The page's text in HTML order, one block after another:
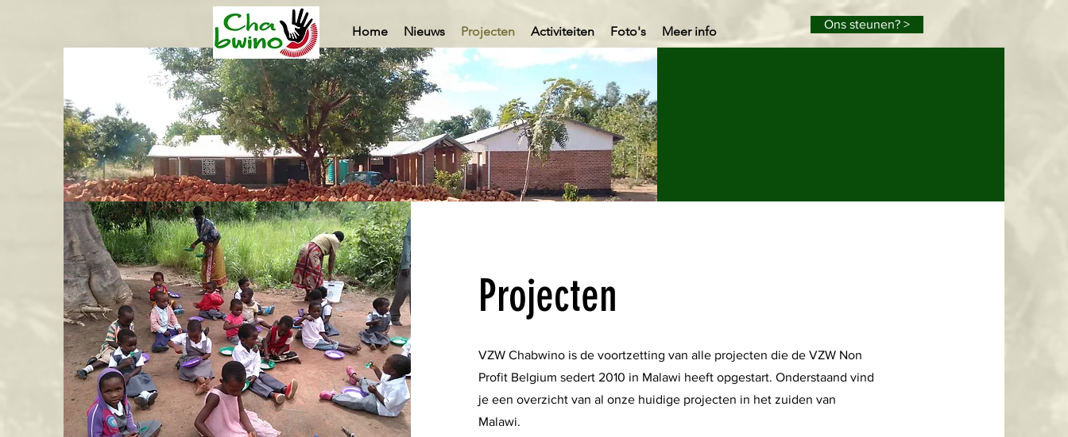
Home Nieuws Projecten Activiteiten Foto's Meer info Ons steunen? >
Projecten
VZW Chabwino is de voortzetting van alle projecten die de VZW Non
Profit Belgium sedert 2010 in Malawi heeft opgestart. Onderstaand vind
je een overzicht van al onze huidige projecten in het zuiden van
Malawi.